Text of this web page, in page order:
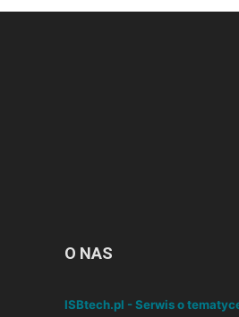
O NAS
ISBtech.pl - Serwis o